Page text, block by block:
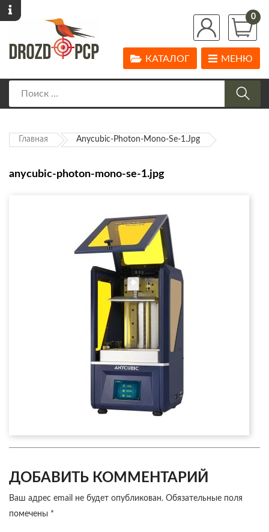
0
МЕНЮ
КАТАЛОГ
Главная Anycubic-Photon-Mono-Se-1.jpg
anycubic-photon-mono-se-1.jpg
ДОБАВИТЬ КОММЕНТАРИЙ
Ваш адрес email не будет опубликован. Обязательные поля
помечены *